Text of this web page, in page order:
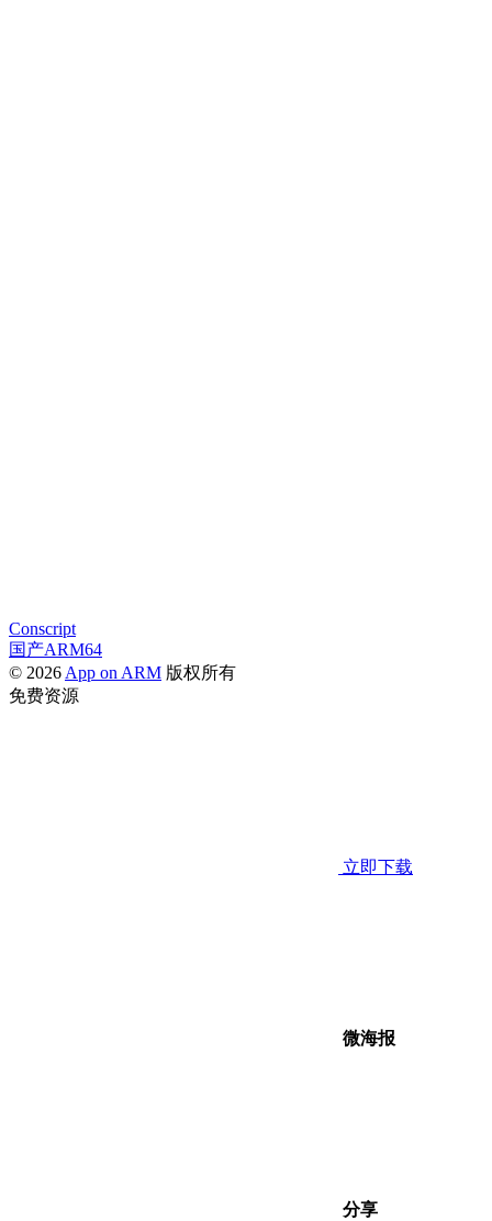
Conscript
国产ARM64
© 2026App on ARM 版权所有
免费资源
立即下载
微海报
分享